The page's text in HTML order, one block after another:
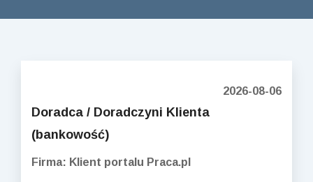
2026-08-06
Doradca / Doradczyni Klienta
(bankowość)
Firma: Klient portalu Praca.pl